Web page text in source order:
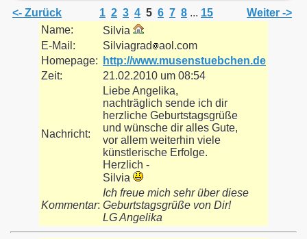
<- Zurück 1 2 3 4 5 6 7 8 ... 15
Weiter ->
Name:
Silvia
E-Mail:
Silviagrad
aol.com
Homepage:
http://www.musenstuebchen.de
Zeit:
21.02.2010 um 08:54
Nachricht:
Liebe Angelika,
nachträglich sende ich dir
herzliche Geburtstagsgrüße
und wünsche dir alles Gute,
vor allem weiterhin viele
künstlerische Erfolge.
Herzlich -
Silvia
Kommentar:
Ich freue mich sehr über diese
Geburtstagsgrüße von Dir!
LG Angelika